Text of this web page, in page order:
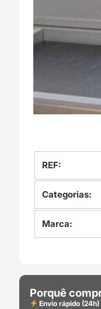
REF:
Categorias:
Marca:
Porquê
Envio rápido